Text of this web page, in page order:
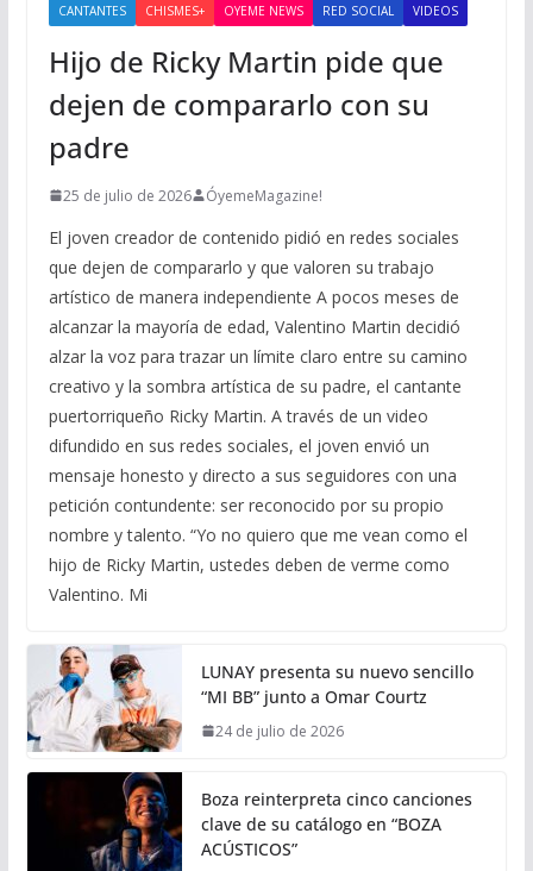
CANTANTES CHISMES+ OYEME NEWS RED SOCIAL VIDEOS
Hijo de Ricky Martin pide que
dejen de compararlo con su
padre
25 de julio de 2026 ÓyemeMagazine!
El joven creador de contenido pidió en redes sociales
que dejen de compararlo y que valoren su trabajo
artístico de manera independiente A pocos meses de
alcanzar la mayoría de edad, Valentino Martin decidió
alzar la voz para trazar un límite claro entre su camino
creativo y la sombra artística de su padre, el cantante
puertorriqueño Ricky Martin. A través de un video
difundido en sus redes sociales, el joven envió un
mensaje honesto y directo a sus seguidores con una
petición contundente: ser reconocido por su propio
nombre y talento. “Yo no quiero que me vean como el
hijo de Ricky Martin, ustedes deben de verme como
Valentino. Mi
LUNAY presenta su nuevo sencillo
“MI BB” junto a Omar Courtz
24 de julio de 2026
Boza reinterpreta cinco canciones
clave de su catálogo en “BOZA
ACÚSTICOS”